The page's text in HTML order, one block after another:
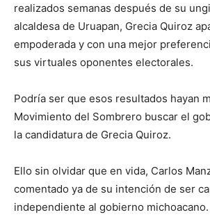
realizados semanas después de su
alcaldesa de Uruapan, Grecia Quiroz
empoderada y con una mejor
sus virtuales oponentes electorales.
Podría ser que esos resultados hayan
Movimiento del Sombrero buscar el
la candidatura de Grecia Quiroz.
Ello sin olvidar que en vida, Carlos
comentado ya de su intención de ser
independiente al gobierno michoacano.